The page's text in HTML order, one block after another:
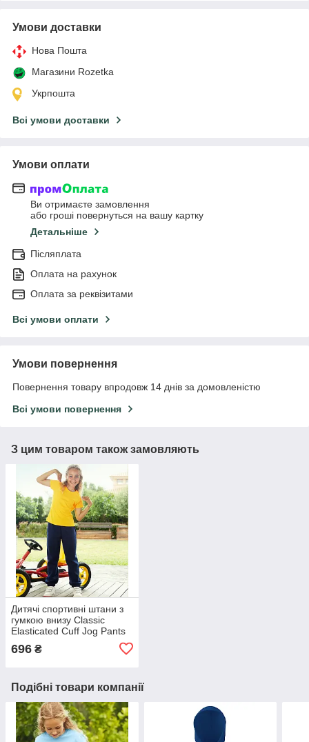
Умови доставки
Нова Пошта
Магазини Rozetka
Укрпошта
Всі умови доставки
Умови оплати
Ви отримаєте замовлення
або гроші повернуться на вашу картку
Детальніше
Післяплата
Оплата на рахунок
Оплата за реквізитами
Всі умови оплати
Умови повернення
Повернення товару впродовж 14 днів за домовленістю
Всі умови повернення
З цим товаром також замовляють
Дитячі спортивні штани з
гумкою внизу Classic
Elasticated Cuff Jog Pants
696 ₴
Подібні товари компанії